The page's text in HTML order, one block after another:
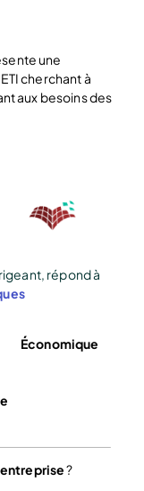
une
cherchant à
aux besoins des
répond à
Économique
?